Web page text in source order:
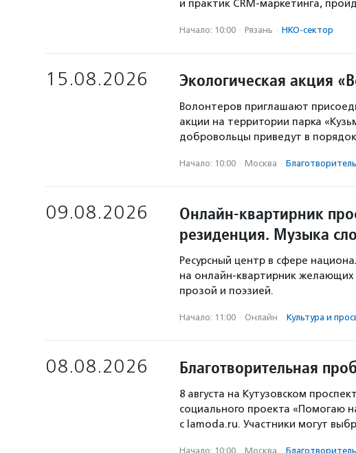
и практик CRM-маркетинга,
Начало: 10:00 · Рязань · НКО-сектор
15.08.2026 Экологическая акция
Волонтеров приглашают
акции на территории парка
добровольцы приведут в
Начало: 10:00 · Москва ·
09.08.2026
Онлайн-квартирник
резиденция. Музыка
Ресурсный центр в сфере
на онлайн-квартирник
прозой и поэзией.
Начало: 11:00 · Онлайн · Культура и
08.08.2026 Благотворительная
8 августа на Кутузовском
социального проекта «Помогаю
с lamoda.ru. Участники могут
Начало: 10:00 · Москва ·